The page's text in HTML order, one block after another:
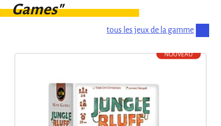
Games"
tous les jeux de la gamme
NOUVEAU